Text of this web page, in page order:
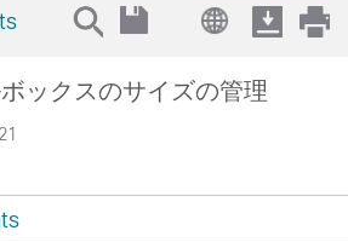
ックスのサイズの管理